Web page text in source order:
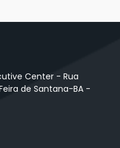
Center - Rua
de Santana-BA -